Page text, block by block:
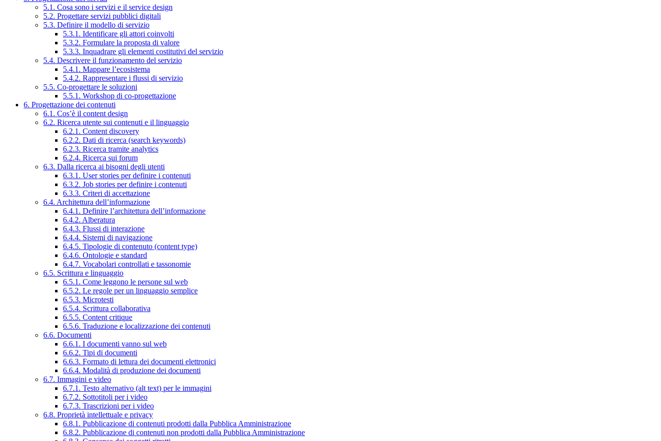
5.1. Cosa sono i servizi e il service design
5.2. Progettare servizi pubblici digitali
5.3. Definire il modello di servizio
5.3.1. Identificare gli attori coinvolti
5.3.2. Formulare la proposta di valore
5.3.3. Inquadrare gli elementi costitutivi del servizio
5.4. Descrivere il funzionamento del servizio
5.4.1. Mappare l’ecosistema
5.4.2. Rappresentare i flussi di servizio
5.5. Co-progettare le soluzioni
5.5.1. Workshop di co-progettazione
6. Progettazione dei contenuti
6.1. Cos’è il content design
6.2. Ricerca utente sui contenuti e il linguaggio
6.2.1. Content discovery
6.2.2. Dati di ricerca (search keywords)
6.2.3. Ricerca tramite analytics
6.2.4. Ricerca sui forum
6.3. Dalla ricerca ai bisogni degli utenti
6.3.1. User stories per definire i contenuti
6.3.2. Job stories per definire i contenuti
6.3.3. Criteri di accettazione
6.4. Architettura dell’informazione
6.4.1. Definire l’architettura dell’informazione
6.4.2. Alberatura
6.4.3. Flussi di interazione
6.4.4. Sistemi di navigazione
6.4.5. Tipologie di contenuto (content type)
6.4.6. Ontologie e standard
6.4.7. Vocabolari controllati e tassonomie
6.5. Scrittura e linguaggio
6.5.1. Come leggono le persone sul web
6.5.2. Le regole per un linguaggio semplice
6.5.3. Microtesti
6.5.4. Scrittura collaborativa
6.5.5. Content critique
6.5.6. Traduzione e localizzazione dei contenuti
6.6. Documenti
6.6.1. I documenti vanno sul web
6.6.2. Tipi di documenti
6.6.3. Formato di lettura dei documenti elettronici
6.6.4. Modalità di produzione dei documenti
6.7. Immagini e video
6.7.1. Testo alternativo (alt text) per le immagini
6.7.2. Sottotitoli per i video
6.7.3. Trascrizioni per i video
6.8. Proprietà intellettuale e privacy
6.8.1. Pubblicazione di contenuti prodotti dalla Pubblica Amministrazione
6.8.2. Pubblicazione di contenuti non prodotti dalla Pubblica Amministrazione